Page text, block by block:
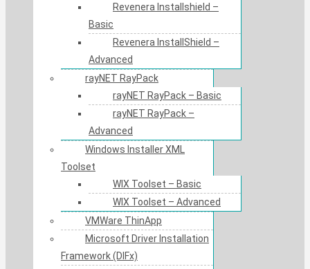
Revenera Installshield –
Basic
Revenera InstallShield –
Advanced
rayNET RayPack
rayNET RayPack – Basic
rayNET RayPack –
Advanced
Windows Installer XML
Toolset
WIX Toolset – Basic
WIX Toolset – Advanced
VMWare ThinApp
Microsoft Driver Installation
Framework (DIFx)